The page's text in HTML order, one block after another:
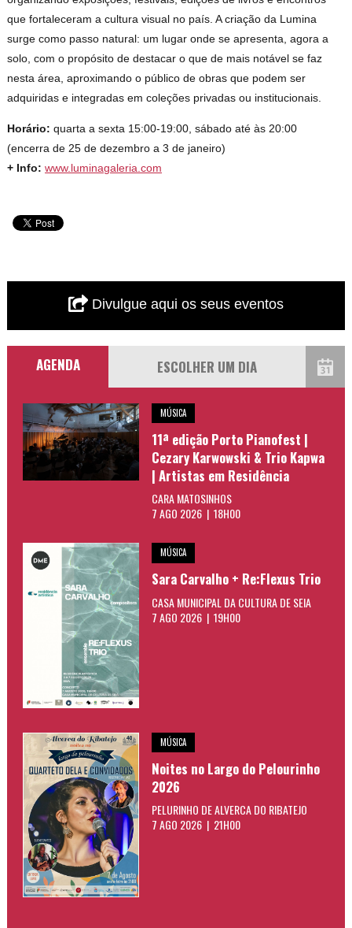
que fortaleceram a cultura visual no país. A criação da Lumina
surge como passo natural: um lugar onde se apresenta, agora a
solo, com o propósito de destacar o que de mais notável se faz
nesta área, aproximando o público de obras que podem ser
adquiridas e integradas em coleções privadas ou institucionais.
Horário: quarta a sexta 15:00-19:00, sábado até às 20:00
(encerra de 25 de dezembro a 3 de janeiro)
+ Info: www.luminagaleria.com
Divulgue aqui os seus eventos
AGENDA
MÚSICA
11ª edição Porto Pianofest |
Cezary Karwowski & Trio Kapwa
| Artistas em Residência
CARA MATOSINHOS
7 AGO 2026 | 18H00
MÚSICA
Sara Carvalho + Re:Flexus Trio
CASA MUNICIPAL DA CULTURA DE SEIA
7 AGO 2026 | 19H00
MÚSICA
Noites no Largo do Pelourinho
2026
PELURINHO DE ALVERCA DO RIBATEJO
7 AGO 2026 | 21H00